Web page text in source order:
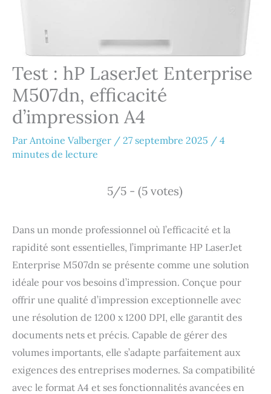
Test : hP LaserJet Enterprise
M507dn, efficacité
d’impression A4
Par Antoine Valberger / 27 septembre 2025 / 4
minutes de lecture
5/5 - (5 votes)
Dans un monde professionnel où l’efficacité et la
rapidité sont essentielles, l’imprimante HP LaserJet
Enterprise M507dn se présente comme une solution
idéale pour vos besoins d’impression. Conçue pour
offrir une qualité d’impression exceptionnelle avec
une résolution de 1200 x 1200 DPI, elle garantit des
documents nets et précis. Capable de gérer des
volumes importants, elle s’adapte parfaitement aux
exigences des entreprises modernes. Sa compatibilité
avec le format A4 et ses fonctionnalités avancées en